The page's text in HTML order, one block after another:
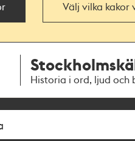
Välj vilka kakor
Historia i ord, ljud och